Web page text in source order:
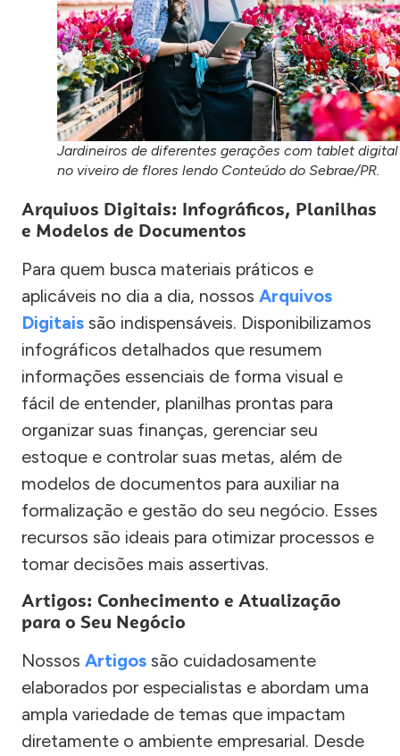
Jardineiros de diferentes gerações com tablet digital
no viveiro de flores lendo Conteúdo do Sebrae/PR.
Arquivos Digitais: Infográficos, Planilhas
e Modelos de Documentos
Para quem busca materiais práticos e
aplicáveis no dia a dia, nossos Arquivos
Digitais são indispensáveis. Disponibilizamos
infográficos detalhados que resumem
informações essenciais de forma visual e
fácil de entender, planilhas prontas para
organizar suas finanças, gerenciar seu
estoque e controlar suas metas, além de
modelos de documentos para auxiliar na
formalização e gestão do seu negócio. Esses
recursos são ideais para otimizar processos e
tomar decisões mais assertivas.
Artigos: Conhecimento e Atualização
para o Seu Negócio
Nossos Artigos são cuidadosamente
elaborados por especialistas e abordam uma
ampla variedade de temas que impactam
diretamente o ambiente empresarial. Desde